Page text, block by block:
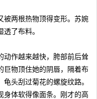
被两根热物顶得变形。苏婉
了布料。
动作越来越快，胯部前后耸
巨物顶住她的阴唇，隔着布
头刮过菊花的螺旋纹路。
身体软得像面条。刚才的高